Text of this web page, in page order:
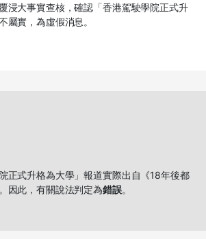
浸大事實查核，確認「香港駕駛學院正式升
屬實，為虛假消息。
正式升格為大學」報道實際出自《18年後都
因此，有關說法判定為錯誤。